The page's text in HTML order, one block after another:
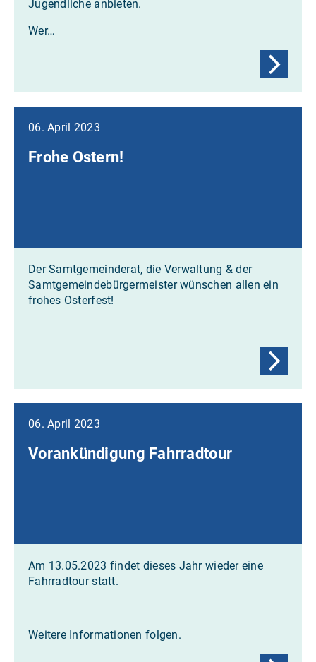
Jugendliche anbieten.
Wer…
06. April 2023
Frohe Ostern!
Der Samtgemeinderat, die Verwaltung & der
Samtgemeindebürgermeister wünschen allen ein
frohes Osterfest!
06. April 2023
Vorankündigung Fahrradtour
Am 13.05.2023 findet dieses Jahr wieder eine
Fahrradtour statt.
Weitere Informationen folgen.